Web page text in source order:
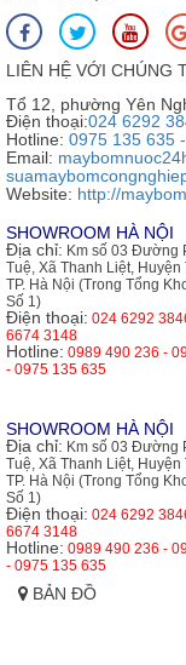
LIÊN HỆ VỚI CHÚNG
Tổ 12, phường Yên
Điện thoại:024 6292
Hotline: 0975 135 635
Email:
Website: http://
SHOWROOM HÀ NỘI
Địa chỉ: Km số 03 Đường
Tuệ, Xã Thanh Liệt, Huyện
TP. Hà Nội (Trong Tổng
Số 1)
Điện thoại: 024 6292
6674 3148
Hotline: 0989 490 236 -
- 0975 135 635
SHOWROOM HÀ NỘI
Địa chỉ: Km số 03 Đường
Tuệ, Xã Thanh Liệt, Huyện
TP. Hà Nội (Trong Tổng
Số 1)
Điện thoại: 024 6292
6674 3148
Hotline: 0989 490 236 -
- 0975 135 635
BẢN ĐỒ